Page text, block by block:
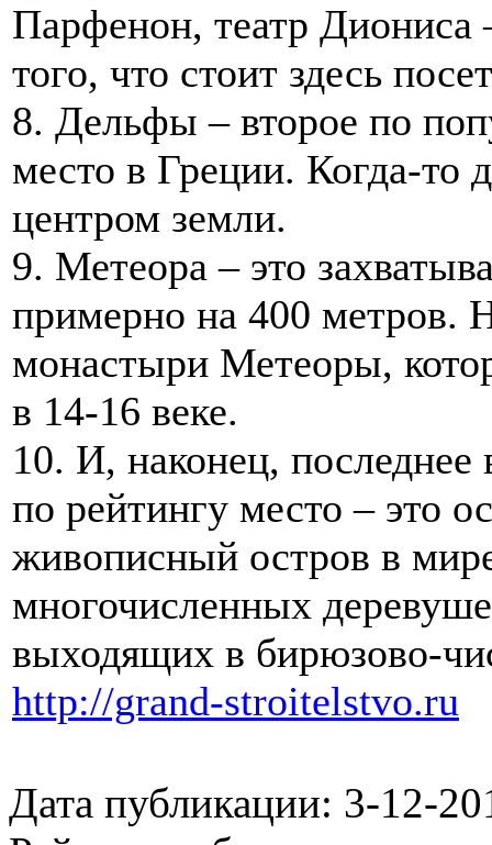
Парфенон, театр Диониса
того, что стоит здесь
8. Дельфы – второе по
место в Греции. Когда-то
центром земли.
9. Метеора – это
примерно на 400 метров.
монастыри Метеоры,
в 14-16 веке.
10. И, наконец, последнее
по рейтингу место – это
живописный остров в
многочисленных
выходящих в бирюзово-
http://grand-stroitelstvo.ru
Дата публикации: 3-12-